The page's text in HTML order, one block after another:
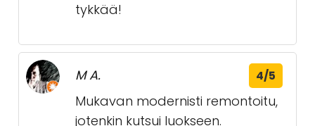
tykkää!
M A. 4/5
Mukavan modernisti remontoitu,
jotenkin kutsui luokseen.